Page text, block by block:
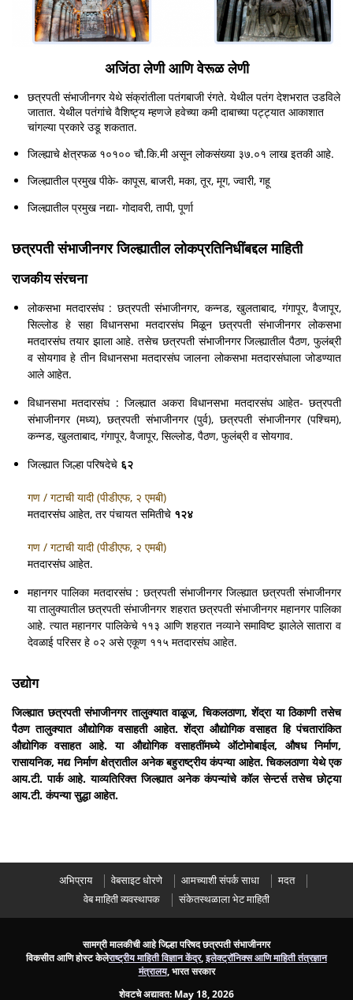
अजिंठा लेणी आणि वेरूळ लेणी
छत्रपती संभाजीनगर येथे संक्रांतीला पतंगबाजी रंगते. येथील पतंग देशभरात उडविले
जातात. येथील पतंगांचे वैशिष्ट्य म्हणजे हवेच्या कमी दाबाच्या पट्ट्यात आकाशात
चांगल्या प्रकारे उडू शकतात.
जिल्ह्याचे क्षेत्रफळ १०१०० चौ.कि.मी असून लोकसंख्या ३७.०१ लाख इतकी आहे.
जिल्ह्यातील प्रमुख पीके- कापूस, बाजरी, मका, तूर, मूग, ज्वारी, गहू
जिल्ह्यातील प्रमुख नद्या- गोदावरी, तापी, पूर्णा
छत्रपती संभाजीनगर जिल्ह्यातील लोकप्रतिनिधींबद्दल माहिती
राजकीय संरचना
लोकसभा मतदारसंघ : छत्रपती संभाजीनगर, कन्नड, खुलताबाद, गंगापूर, वैजापूर,
सिल्लोड हे सहा विधानसभा मतदारसंघ मिळून छत्रपती संभाजीनगर लोकसभा
मतदारसंघ तयार झाला आहे. तसेच छत्रपती संभाजीनगर जिल्ह्यातील पैठण, फुलंब्री
व सोयगाव हे तीन विधानसभा मतदारसंघ जालना लोकसभा मतदारसंघाला जोडण्यात
आले आहेत.
विधानसभा मतदारसंघ : जिल्ह्यात अकरा विधानसभा मतदारसंघ आहेत- छत्रपती
संभाजीनगर (मध्य), छत्रपती संभाजीनगर (पुर्व), छत्रपती संभाजीनगर (पश्चिम),
कन्नड, खुलताबाद, गंगापूर, वैजापूर, सिल्लोड, पैठण, फुलंब्री व सोयगाव.
जिल्ह्यात जिल्हा परिषदेचे ६२
गण / गटाची यादी (पीडीएफ, २ एमबी)
मतदारसंघ आहेत, तर पंचायत समितीचे १२४
गण / गटाची यादी (पीडीएफ, २ एमबी)
मतदारसंघ आहेत.
महानगर पालिका मतदारसंघ : छत्रपती संभाजीनगर जिल्ह्यात छत्रपती संभाजीनगर
या तालुक्यातील छत्रपती संभाजीनगर शहरात छत्रपती संभाजीनगर महानगर पालिका
आहे. त्यात महानगर पालिकेचे ११३ आणि शहरात नव्याने समाविष्ट झालेले सातारा व
देवळाई परिसर हे ०२ असे एकूण ११५ मतदारसंघ आहेत.
उद्योग
जिल्ह्यात छत्रपती संभाजीनगर तालुक्यात वाळूज, चिकलठाणा, शेंद्रा या ठिकाणी तसेच
पैठण तालुक्यात औद्योगिक वसाहती आहेत. शेंद्रा औद्योगिक वसाहत हि पंचतारांकित
औद्योगिक वसाहत आहे. या औद्योगिक वसाहतींमध्ये ऑटोमोबाईल, औषध निर्माण,
रासायनिक, मद्य निर्माण क्षेत्रातील अनेक बहुराष्ट्रीय कंपन्या आहेत. चिकलठाणा येथे एक
आय.टी. पार्क आहे. याव्यतिरिक्त जिल्ह्यात अनेक कंपन्यांचे कॉल सेन्टर्स तसेच छोट्या
आय.टी. कंपन्या सुद्धा आहेत.
अभिप्राय वेबसाइट धोरणे आमच्याशी संपर्क साधा
मदत
वेब माहिती व्यवस्थापक
संकेतस्थळाला भेट माहिती
सामग्री मालकीची आहे जिल्हा परिषद छत्रपती संभाजीनगर
विकसीत आणि होस्ट केलेराष्ट्रीय माहिती विज्ञान केंद्र,इलेक्ट्रॉनिक्स आणि माहिती तंत्रज्ञान
मंत्रालय, भारत सरकार
शेवटचे अद्यावत: May 18, 2026